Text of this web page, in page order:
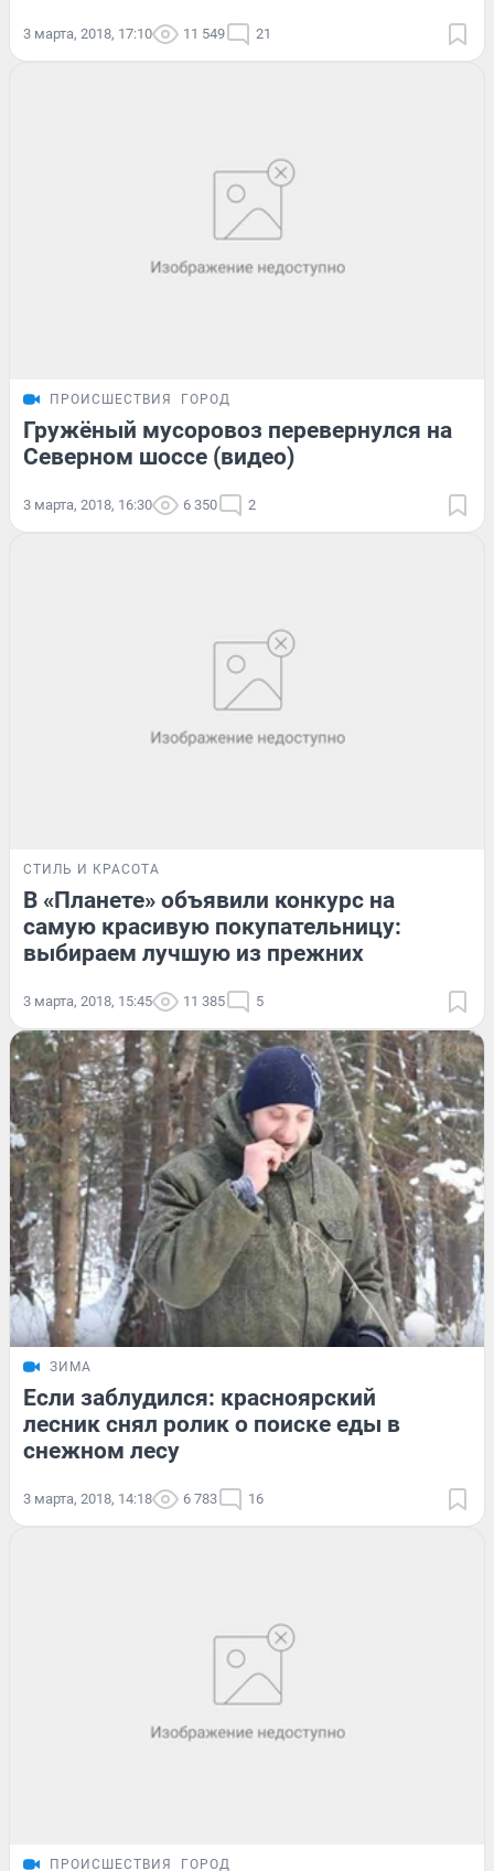
3 марта, 2018, 17:10 11 549 21
ПРОИСШЕСТВИЯ ГОРОД
Гружёный мусоровоз перевернулся на
Северном шоссе (видео)
3 марта, 2018, 16:30 6 350 2
СТИЛЬ И КРАСОТА
В «Планете» объявили конкурс на
самую красивую покупательницу:
выбираем лучшую из прежних
3 марта, 2018, 15:45 11 385 5
ЗИМА
Если заблудился: красноярский
лесник снял ролик о поиске еды в
снежном лесу
3 марта, 2018, 14:18 6 783 16
ПРОИСШЕСТВИЯ ГОРОД